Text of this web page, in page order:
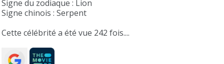
Signe du zodiaque : Lion
Signe chinois : Serpent
Cette célébrité a été vue 242 fois....